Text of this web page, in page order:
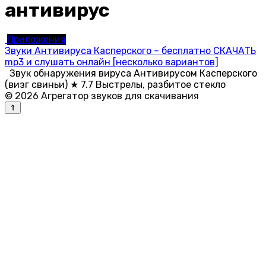
антивирус
Приложения
Звуки Антивируса Касперского – бесплатно СКАЧАТЬ
mp3 и слушать онлайн [несколько вариантов]
Звук обнаружения вируса Антивирусом Касперского
(визг свиньи) ★ 7.7 Выстрелы, разбитое стекло
© 2026 Агрегатор звуков для скачивания